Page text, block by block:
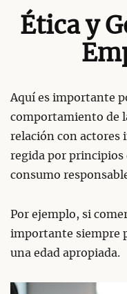
Ética y
Aquí es importante
comportamiento de
relación con actores
regida por principios
consumo
Por ejemplo, si
importante siempre
una edad apropiada.